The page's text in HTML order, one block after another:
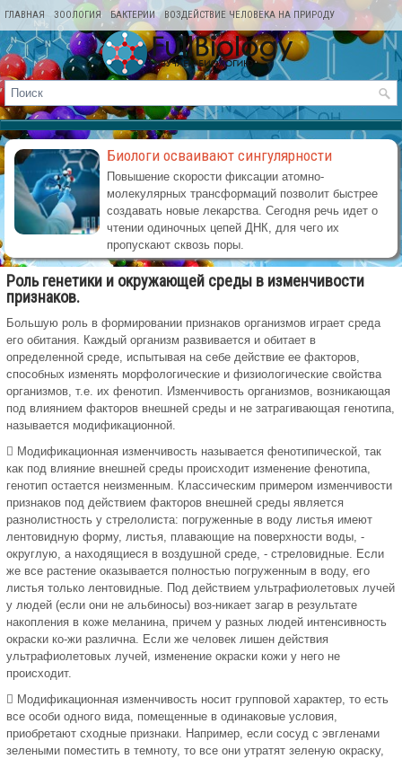
ГЛАВНАЯ ЗООЛОГИЯ БАКТЕРИИ ВОЗДЕЙСТВИЕ ЧЕЛОВЕКА НА ПРИРОДУ
КАРТА САЙТА
Биологи осваивают сингулярности
Повышение скорости фиксации атомно-
молекулярных трансформаций позволит быстрее
создавать новые лекарства. Сегодня речь идет о
чтении одиночных цепей ДНК, для чего их
пропускают сквозь поры.
Роль генетики и окружающей среды в изменчивости
признаков.
Большую роль в формировании признаков организмов играет среда
его обитания. Каждый организм развивается и обитает в
определенной среде, испытывая на себе действие ее факторов,
способных изменять морфологические и физиологические свойства
организмов, т.е. их фенотип. Изменчивость организмов, возникающая
под влиянием факторов внешней среды и не затрагивающая генотипа,
называется модификационной.
 Модификационная изменчивость называется фенотипической, так
как под влияние внешней среды происходит изменение фенотипа,
генотип остается неизменным. Классическим примером изменчивости
признаков под действием факторов внешней среды является
разнолистность у стрелолиста: погруженные в воду листья имеют
лентовидную форму, листья, плавающие на поверхности воды, -
округлую, а находящиеся в воздушной среде, - стреловидные. Если
же все растение оказывается полностью погруженным в воду, его
листья только лентовидные. Под действием ультрафиолетовых лучей
у людей (если они не альбиносы) воз-никает загар в результате
накопления в коже меланина, причем у разных людей интенсивность
окраски ко-жи различна. Если же человек лишен действия
ультрафиолетовых лучей, изменение окраски кожи у него не
происходит.
 Модификационная изменчивость носит групповой характер, то есть
все особи одного вида, помещенные в одинаковые условия,
приобретают сходные признаки. Например, если сосуд с эвгленами
зелеными поместить в темноту, то все они утратят зеленую окраску,